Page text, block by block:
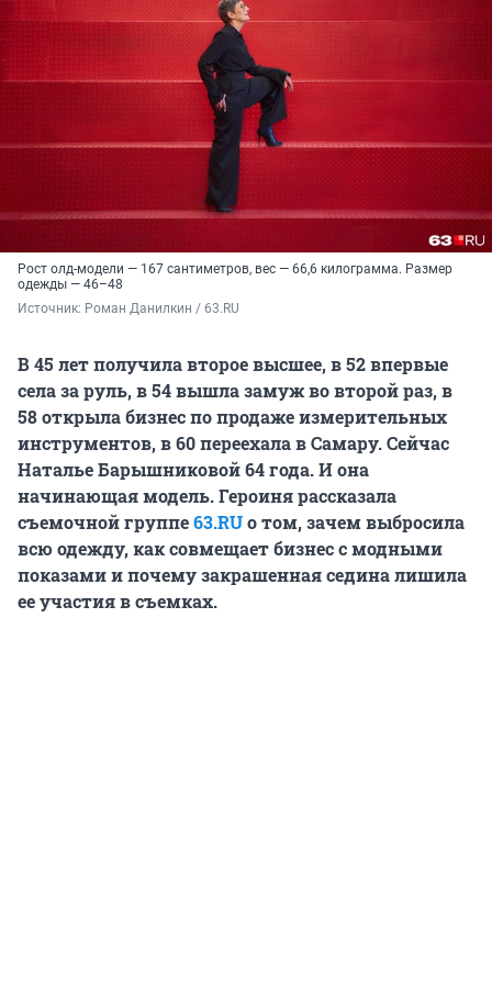
Рост олд-модели — 167 сантиметров, вес — 66,6 килограмма. Размер
одежды — 46–48
Источник: Роман Данилкин / 63.RU
В 45 лет получила второе высшее, в 52 впервые
села за руль, в 54 вышла замуж во второй раз, в
58 открыла бизнес по продаже измерительных
инструментов, в 60 переехала в Самару. Сейчас
Наталье Барышниковой 64 года. И она
начинающая модель. Героиня рассказала
съемочной группе63.RUо том, зачем выбросила
всю одежду, как совмещает бизнес с модными
показами и почему закрашенная седина лишила
ее участия в съемках.